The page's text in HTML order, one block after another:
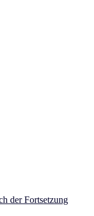
der Fortsetzung